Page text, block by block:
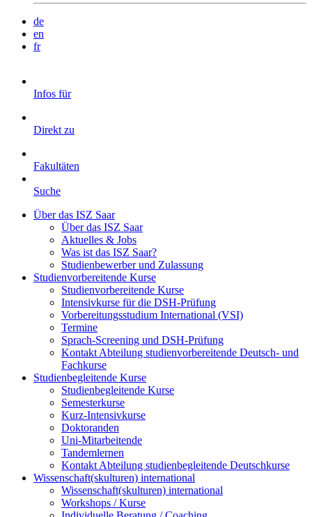
de
en
fr
Infos für
Direkt zu
Fakultäten
Suche
Über das ISZ Saar
Über das ISZ Saar
Aktuelles & Jobs
Was ist das ISZ Saar?
Studienbewerber und Zulassung
Studienvorbereitende Kurse
Studienvorbereitende Kurse
Intensivkurse für die DSH-Prüfung
Vorbereitungsstudium International (VSI)
Termine
Sprach-Screening und DSH-Prüfung
Kontakt Abteilung studienvorbereitende Deutsch- und
Fachkurse
Studienbegleitende Kurse
Studienbegleitende Kurse
Semesterkurse
Kurz-Intensivkurse
Doktoranden
Uni-Mitarbeitende
Tandemlernen
Kontakt Abteilung studienbegleitende Deutschkurse
Wissenschaft(skulturen) international
Wissenschaft(skulturen) international
Workshops / Kurse